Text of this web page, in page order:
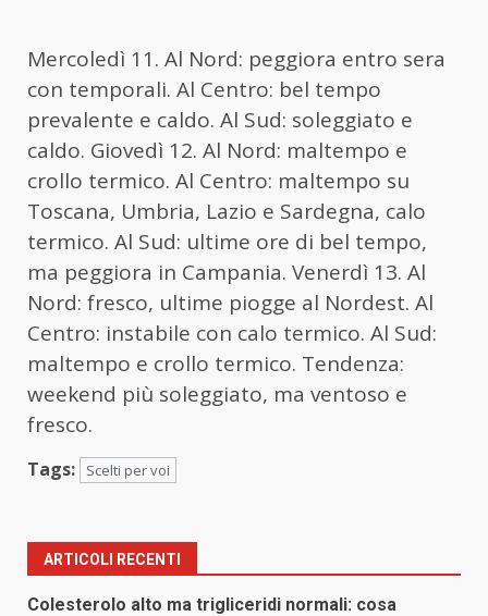
Mercoledì 11. Al Nord: peggiora entro sera
con temporali. Al Centro: bel tempo
prevalente e caldo. Al Sud: soleggiato e
caldo. Giovedì 12. Al Nord: maltempo e
crollo termico. Al Centro: maltempo su
Toscana, Umbria, Lazio e Sardegna, calo
termico. Al Sud: ultime ore di bel tempo,
ma peggiora in Campania. Venerdì 13. Al
Nord: fresco, ultime piogge al Nordest. Al
Centro: instabile con calo termico. Al Sud:
maltempo e crollo termico. Tendenza:
weekend più soleggiato, ma ventoso e
fresco.
Tags: Scelti per voi
ARTICOLI RECENTI
Colesterolo alto ma trigliceridi normali: cosa